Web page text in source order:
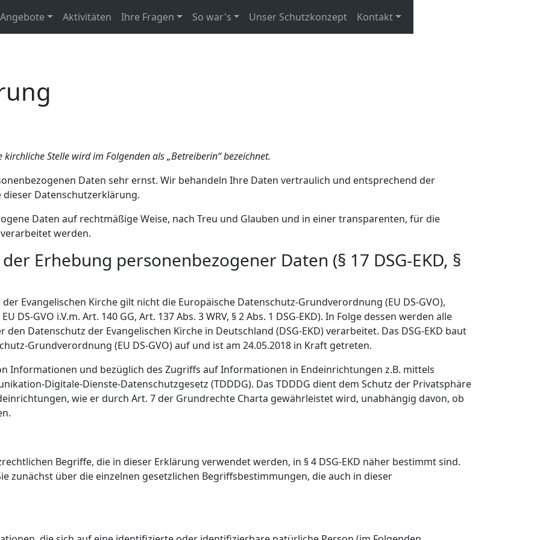
Angebote Aktivitäten Ihre Fragen So war's Unser Schutzkonzept Kontakt
Stelle wird im Folgenden als „Betreiberin“ bezeichnet.
Daten sehr ernst. Wir behandeln Ihre Daten vertraulich und entsprechend der
Datenschutzerklärung.
Daten auf rechtmäßige Weise, nach Treu und Glauben und in einer transparenten, für die
werden.
Erhebung personenbezogener Daten (§ 17 DSG-EKD, §
Evangelischen Kirche gilt nicht die Europäische Datenschutz-Grundverordnung (EU DS-GVO),
DS-GVO i.V.m. Art. 140 GG, Art. 137 Abs. 3 WRV, § 2 Abs. 1 DSG-EKD). In Folge dessen werden alle
Datenschutz der Evangelischen Kirche in Deutschland (DSG-EKD) verarbeitet. Das DSG-EKD baut
Grundverordnung (EU DS-GVO) auf und ist am 24.05.2018 in Kraft getreten.
Informationen und bezüglich des Zugriffs auf Informationen in Endeinrichtungen z.B. mittels
Digitale-Dienste-Datenschutzgesetz (TDDDG). Das TDDDG dient dem Schutz der Privatsphäre
wie er durch Art. 7 der Grundrechte Charta gewährleistet wird, unabhängig davon, ob
Begriffe, die in dieser Erklärung verwendet werden, in § 4 DSG-EKD näher bestimmt sind.
zunächst über die einzelnen gesetzlichen Begriffsbestimmungen, die auch in dieser